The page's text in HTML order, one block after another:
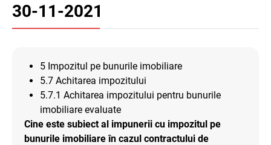
30-11-2021
5 Impozitul pe bunurile imobiliare
5.7 Achitarea impozitului
5.7.1 Achitarea impozitului pentru bunurile
imobiliare evaluate
Cine este subiect al impunerii cu impozitul pe
bunurile imobiliare în cazul contractului de